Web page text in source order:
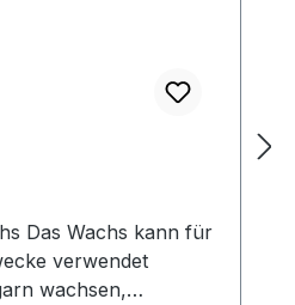
Das Wachs kann für
verwendet
wachsen,